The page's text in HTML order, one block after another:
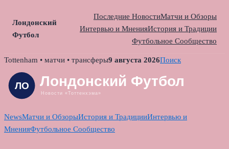
Лондонский
Футбол
Последние НовостиМатчи и Обзоры
Интервью и МненияИстория и Традиции
Футбольное Сообщество
Skip
content
Tottenham • матчи • трансферы9 августа 2026Поиск
NewsМатчи и ОбзорыИстория и ТрадицииИнтервью и
МненияФутбольное Сообщество